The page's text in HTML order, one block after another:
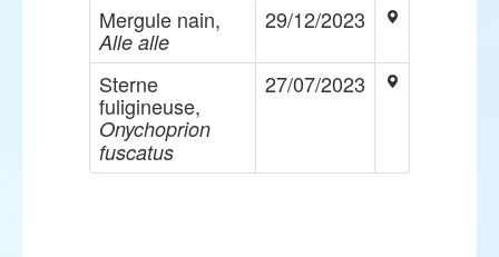
Mergule nain,
Alle alle
29/12/2023
Sterne
fuligineuse,
Onychoprion
fuscatus
27/07/2023